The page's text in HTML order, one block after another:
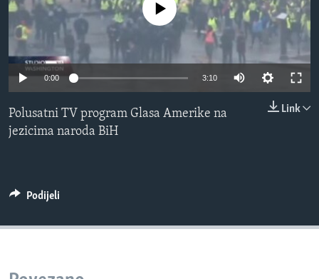
MAGAZIN
O GLASU AMERIKE
Learning English
PRATITE NAS
No media source currently available
0:00 3:10
Link
Polusatni TV program Glasa Amerike na
jezicima naroda BiH
Podijeli